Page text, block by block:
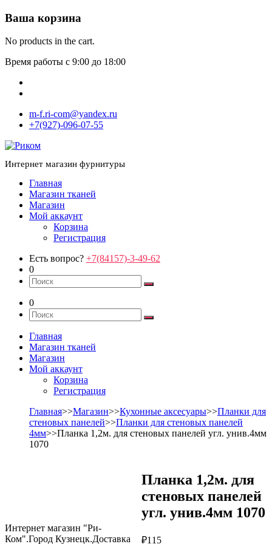
Ваша корзина
No products in the cart.
Время работы с 9:00 до 18:00
m-f.ri-com@yandex.ru
+7(927)-096-07-55
Интернет магазин фурнитуры
Главная
Магазин тканей
Магазин
Мой аккаунт
Корзина
Регистрация
Есть вопрос? +7(84157)-3-49-62
0
0
Главная
Магазин тканей
Магазин
Мой аккаунт
Корзина
Регистрация
Главная>>Магазин>>Кухонные аксесуары>>Планки для
стеновых панелей>>Планки для стеновых панелей
4мм>>Планка 1,2м. для стеновых панелей угл. унив.4мм
1070
Планка 1,2м. для
стеновых панелей
угл. унив.4мм 1070
₽115
Интернет магазин "Ри-
Ком".Город Кузнецк.Доставка